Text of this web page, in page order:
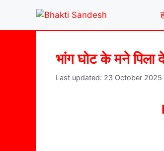
content
भांग घोट के मने पिला
23 October 2025